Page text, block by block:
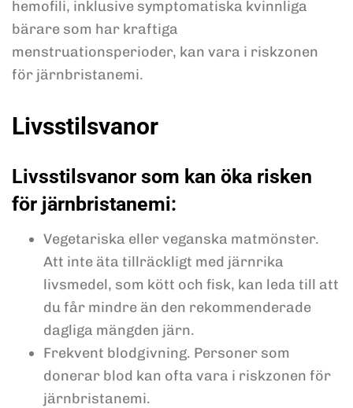
hemofili, inklusive symptomatiska kvinnliga
bärare som har kraftiga
menstruationsperioder, kan vara i riskzonen
för järnbristanemi.
Livsstilsvanor
Livsstilsvanor som kan öka risken
för järnbristanemi:
Vegetariska eller veganska matmönster.
Att inte äta tillräckligt med järnrika
livsmedel, som kött och fisk, kan leda till att
du får mindre än den rekommenderade
dagliga mängden järn.
Frekvent blodgivning. Personer som
donerar blod kan ofta vara i riskzonen för
järnbristanemi.